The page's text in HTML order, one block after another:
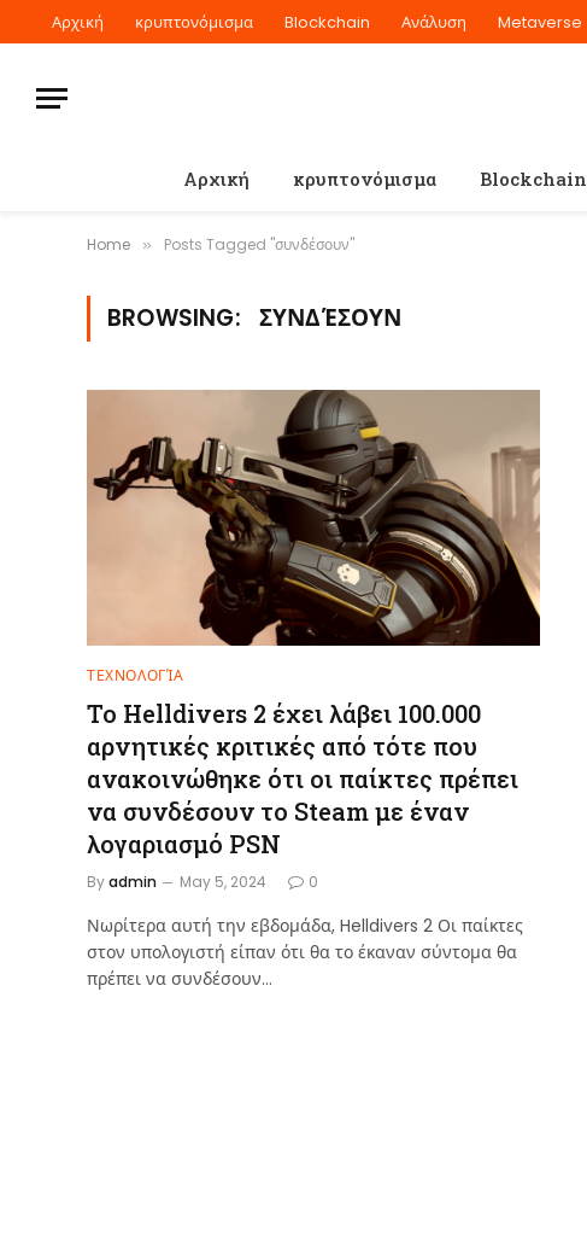
Αρχική κρυπτονόμισμα Blockchain Ανάλυση Metaverse
Αρχική κρυπτονόμισμα Blockchain
Home » Posts Tagged "συνδέσουν"
BROWSING: ΣΥΝΔΈΣΟΥΝ
ΤΕΧΝΟΛΟΓΊΑ
Το Helldivers 2 έχει λάβει 100.000
αρνητικές κριτικές από τότε που
ανακοινώθηκε ότι οι παίκτες πρέπει
να συνδέσουν το Steam με έναν
λογαριασμό PSN
Byadmin May 5, 2024 0
Νωρίτερα αυτή την εβδομάδα, Helldivers 2 Οι παίκτες
στον υπολογιστή είπαν ότι θα το έκαναν σύντομα θα
πρέπει να συνδέσουν…